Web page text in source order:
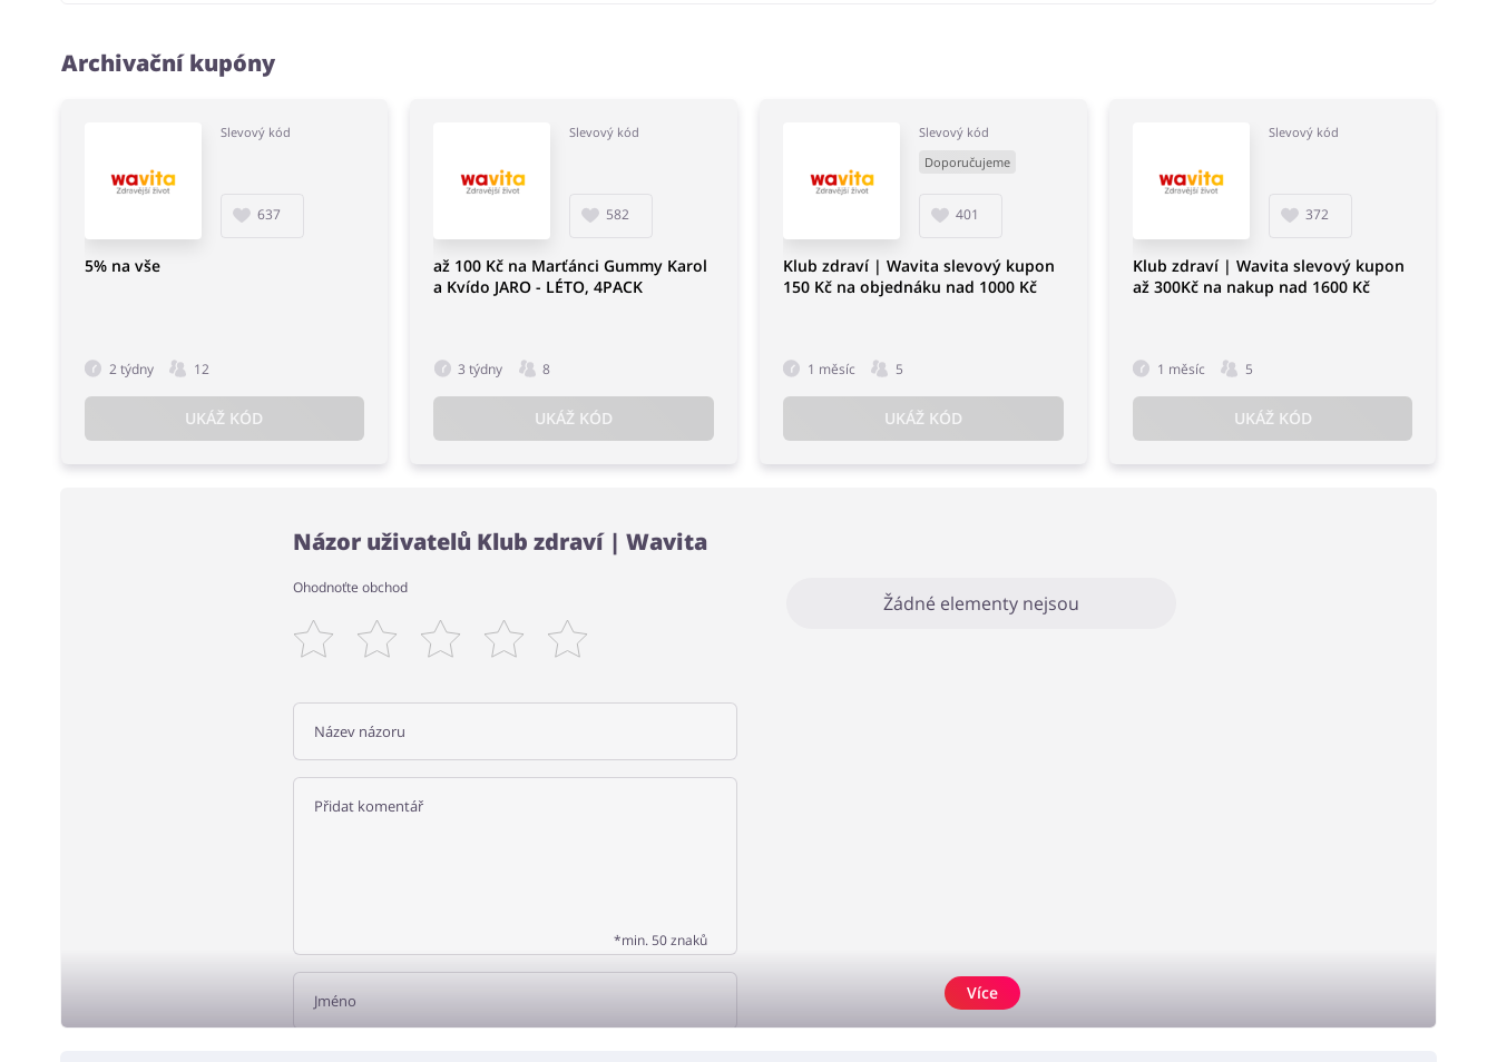
Archivační kupóny
Slevový kód
637
5% na vše
2 týdny 12
UKÁŽ KÓD
Slevový kód
582
až 100 Kč na Marťánci Gummy Karol
a Kvído JARO - LÉTO, 4PACK
3 týdny 8
UKÁŽ KÓD
Slevový kód
Doporučujeme
401
Klub zdraví | Wavita slevový kupon
150 Kč na objednáku nad 1000 Kč
1 měsíc 5
UKÁŽ KÓD
Slevový kód
372
Klub zdraví | Wavita slevový kupon
až 300Kč na nakup nad 1600 Kč
1 měsíc 5
UKÁŽ KÓD
Názor uživatelů Klub zdraví | Wavita
Ohodnoťte obchod
*min. 50 znaků
Žádné elementy nejsou
Více